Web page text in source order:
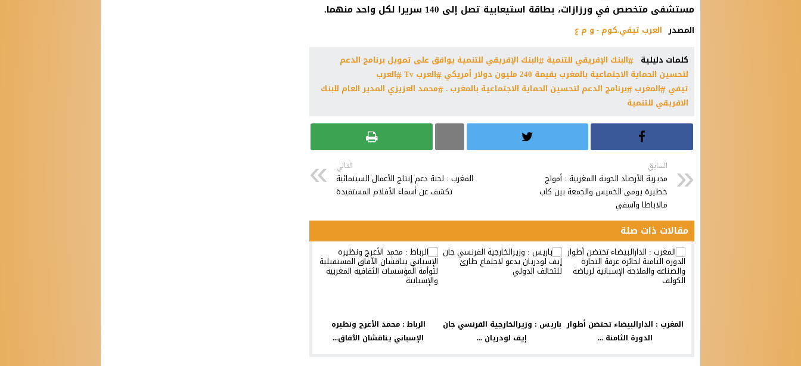
مستشفى متخصص في ورزازات، بطاقة استيعابية تصل إلى 140 سريرا لكل واحد منهما.
المصدر العرب تيفي.كوم - و م ع
كلمات دليلية
البنك الإفريقي للتنمية البنك الإفريقي للتنمية يوافق على تمويل برنامج الدعم
لتحسين الحماية الاجتماعية بالمغرب بقيمة 240 مليون دولار أمريكي
العرب Tv
العرب
تيفي المغرب برنامج الدعم لتحسين الحماية الاجتماعية بالمغرب . محمد العزيزي المدير العام للبنك
الافريقي للتنمية
السابق
مديرية الأرصاد الجوية االمغربية : أمواج
خطيرة يومي الخميس والجمعة بين كاب
مالاباطا وآسفي
التالي
المغرب : لجنة دعم إنتاج الأعمال السينمائية
تكشف عن أسماء الأفلام المستفيدة
مقالات ذات صلة
المغرب : الدارالبيضاء تحتضن أطوار
الدورة الثامنة ...
باريس : وزيرالخارجية الفرنسي جان
إيف لودريان ...
الرباط : محمد الأعرج ونظيره
الإسباني يناقشان الآفاق...